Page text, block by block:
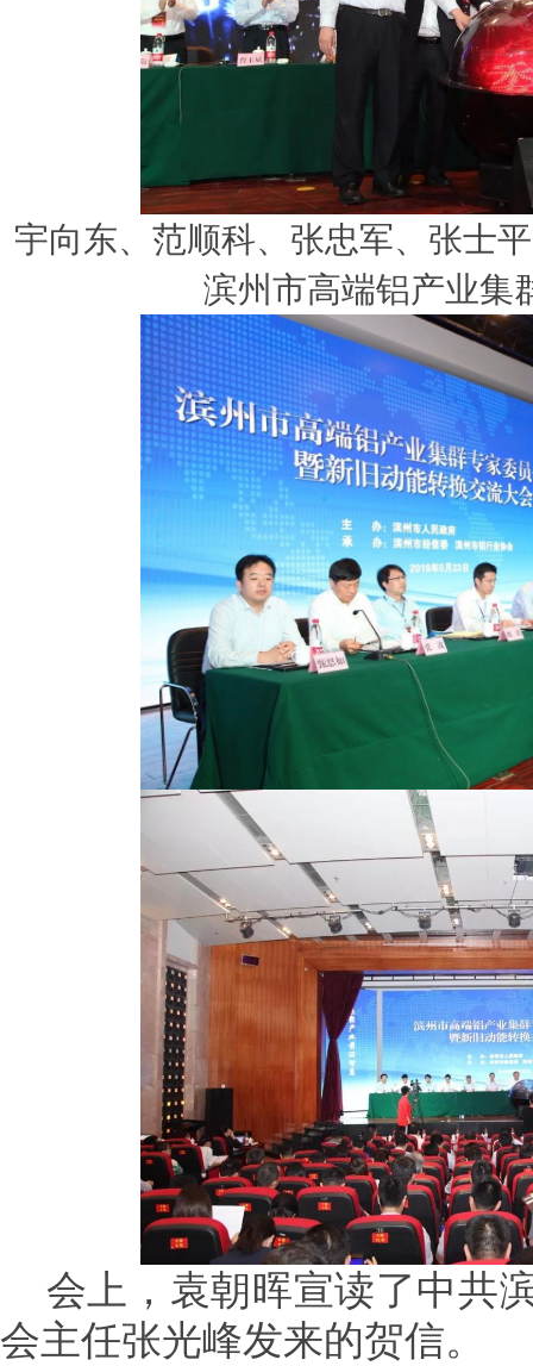
宇向东、范顺科、张忠军、张士
滨州市高端铝产业集
会上，袁朝晖宣读了中共
会主任张光峰发来的贺信。